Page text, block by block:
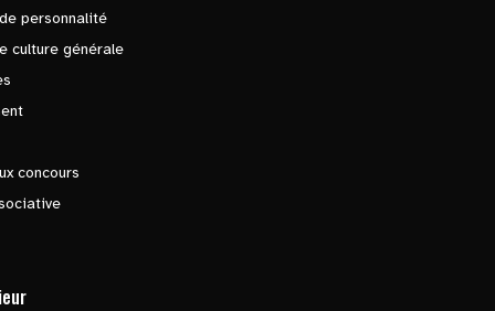
personnalité
culture générale
concours